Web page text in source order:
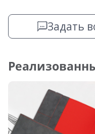
Задать